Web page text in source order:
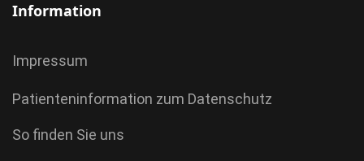
Information
Impressum
Patienteninformation zum Datenschutz
So finden Sie uns